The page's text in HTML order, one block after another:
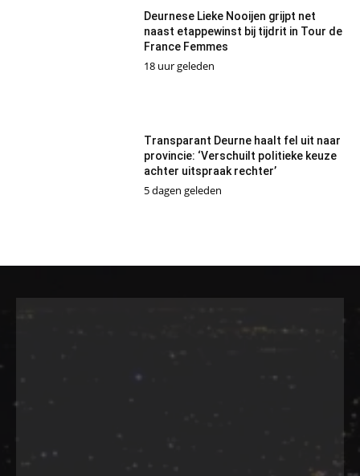
Deurnese Lieke Nooijen grijpt net
naast etappewinst bij tijdrit in Tour de
France Femmes
18 uur geleden
Transparant Deurne haalt fel uit naar
provincie: ‘Verschuilt politieke keuze
achter uitspraak rechter’
5 dagen geleden